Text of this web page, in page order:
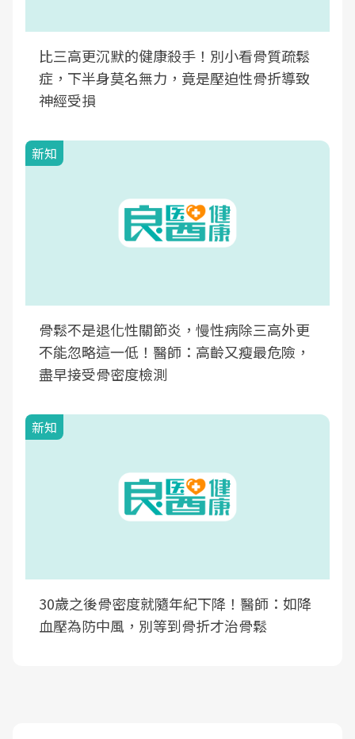
比三高更沉默的健康殺手！別小看骨質疏鬆
症，下半身莫名無力，竟是壓迫性骨折導致
神經受損
新知
骨鬆不是退化性關節炎，慢性病除三高外更
不能忽略這一低！醫師：高齡又瘦最危險，
盡早接受骨密度檢測
新知
30歲之後骨密度就隨年紀下降！醫師：如降
血壓為防中風，別等到骨折才治骨鬆